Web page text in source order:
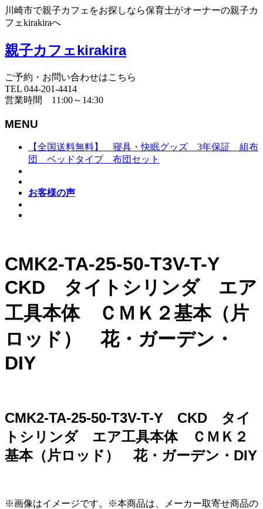
川崎市で親子カフェをお探しなら保育士がオーナーの親子カ
フェkirakiraへ
親子カフェkirakira
ご予約・お問い合わせはこちら
TEL 044-201-4414
営業時間 11:00～14:30
MENU
【全国送料無料】 寝具・快眠グッズ 3年保証 組布
団 ベッドタイプ 布団セット
お客様の声
CMK2-TA-25-50-T3V-T-Y
CKD タイトシリンダ エア
工具本体 ＣＭＫ２基本（片
ロッド） 花・ガーデン・
DIY
CMK2-TA-25-50-T3V-T-Y CKD タイ
トシリンダ エア工具本体 ＣＭＫ２
基本（片ロッド） 花・ガーデン・DIY
※画像はイメージです。※本商品は、メーカー取寄せ商品の